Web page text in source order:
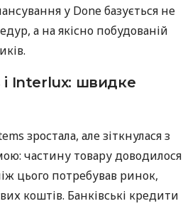
у Done базується не
а на якісно побудованій
Interlux: швидке
зростала, але зіткнулася з
частину товару доводилося
цього потребував ринок,
коштів. Банківські кредити